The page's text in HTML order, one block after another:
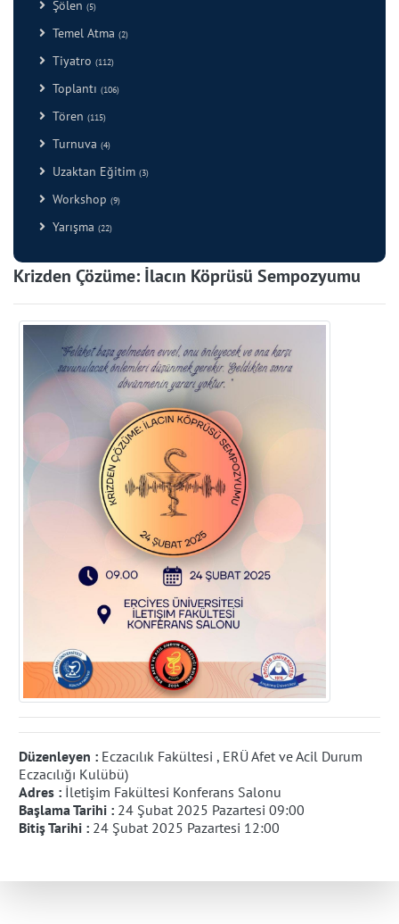
Şölen (5)
Temel Atma (2)
Tiyatro (112)
Toplantı (106)
Tören (115)
Turnuva (4)
Uzaktan Eğitim (3)
Workshop (9)
Yarışma (22)
Krizden Çözüme: İlacın Köprüsü Sempozyumu
Düzenleyen : Eczacılık Fakültesi , ERÜ Afet ve Acil Durum
Eczacılığı Kulübü)
Adres : İletişim Fakültesi Konferans Salonu
Başlama Tarihi : 24 Şubat 2025 Pazartesi 09:00
Bitiş Tarihi : 24 Şubat 2025 Pazartesi 12:00